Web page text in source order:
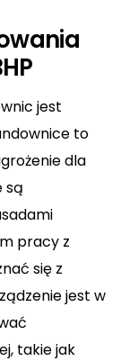
jest
to
dla
są
pracy z
się z
jest w
takie jak